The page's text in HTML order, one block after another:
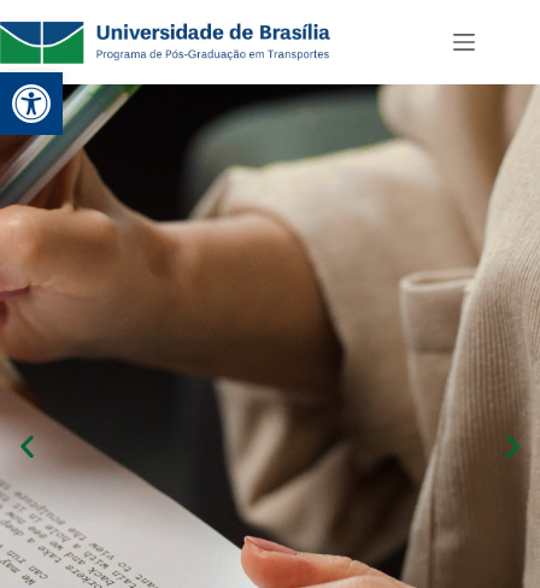
Abrir a barra de ferramentas